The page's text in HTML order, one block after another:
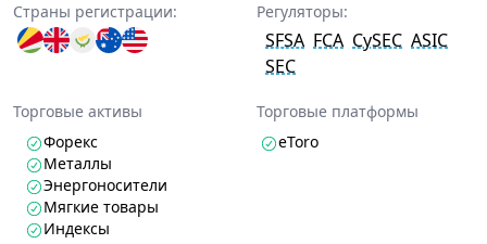
Страны регистрации: Регуляторы:
SFSA FCA CySEC ASIC
SEC
Торговые активы
Форекс
Металлы
Энергоносители
Мягкие товары
Индексы
Торговые платформы
eToro